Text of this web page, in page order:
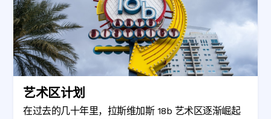
艺术区计划
在过去的几十年里，拉斯维加斯 18b 艺术区逐渐崛起